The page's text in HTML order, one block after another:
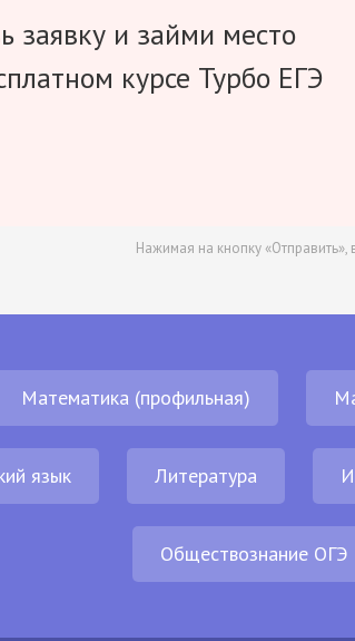
заявку и займи место
курсе Турбо ЕГЭ
Нажимая на кнопку «Отправить»,
Математика (профильная)
язык Литература
Обществознание ОГЭ